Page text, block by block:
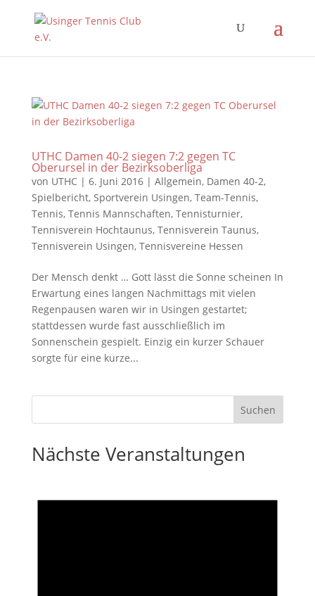
UTHC Damen 40-2 siegen 7:2 gegen TC
Oberursel in der Bezirksoberliga
von UTHC| 6. Juni 2016| Allgemein, Damen 40-2,
Spielbericht, Sportverein Usingen, Team-Tennis,
Tennis, Tennis Mannschaften, Tennisturnier,
Tennisverein Hochtaunus, Tennisverein Taunus,
Tennisverein Usingen, Tennisvereine Hessen
Der Mensch denkt … Gott lässt die Sonne scheinen In
Erwartung eines langen Nachmittags mit vielen
Regenpausen waren wir in Usingen gestartet;
stattdessen wurde fast ausschließlich im
Sonnenschein gespielt. Einzig ein kurzer Schauer
sorgte für eine kurze...
Nächste Veranstaltungen